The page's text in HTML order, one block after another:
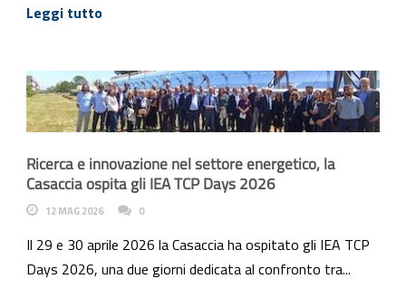
Leggi tutto
Ricerca e innovazione nel settore energetico, la
Casaccia ospita gli IEA TCP Days 2026
12 MAG 2026 0
Il 29 e 30 aprile 2026 la Casaccia ha ospitato gli IEA TCP
Days 2026, una due giorni dedicata al confronto tra...